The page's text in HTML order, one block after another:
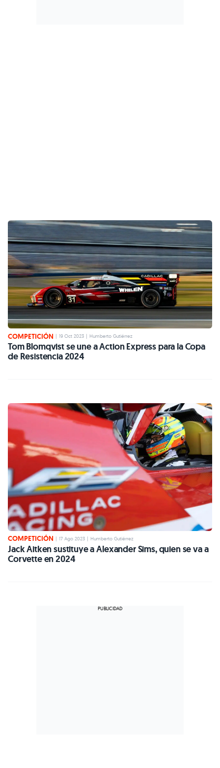
COMPETICIÓN 19 Oct 2023 Humberto Gutiérrez
Tom Blomqvist se une a Action Express para la Copa
de Resistencia 2024
COMPETICIÓN | 17 Ago 2023 | Humberto Gutiérrez
Jack Aitken sustituye a Alexander Sims, quien se va a
Corvette en 2024